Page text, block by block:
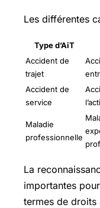
Les différentes
Type d’AiT
Accident de
trajet
Accident de
service
Maladie
professionnelle
La
importantes
termes de droits